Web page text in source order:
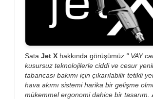
Sata Jet X hakkında görüşümüz " VAY
kusursuz teknolojilerle ciddi ve cesur
tabancası bakımı için çıkarılabilir tetikli
hava akımı sistemi harika bir gelişme
mükemmel ergonomi dahice bir tasarım.